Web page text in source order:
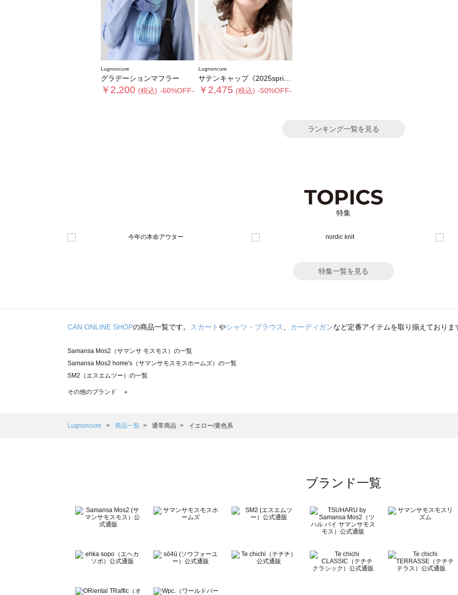
Lugnoncure
グラデーションマフラー
￥2,200 (税込) -60%OFF-
Lugnoncure
サテンキャップ《2025spring catalog item》
￥2,475 (税込) -50%OFF-
ランキング一覧を見る
特集
特集一覧を見る
CAN ONLINE SHOPの商品一覧です。 スカートやシャツ・ブラウス、 カーディガンなど定番アイテムを取り揃えておりま
Samansa Mos2（サマンサ モスモス）の一覧
Samansa Mos2 home's（サマンサモスモスホームズ）の一覧
SM2（エスエムツー）の一覧
TSUHARU by Samansa Mos2（ツハルバイサマンサモスモス）の一覧
Samansa Mos2 Lagom（サマンサモスモス ラーゴム）の一覧
BETTY'S BLUE（べティーズブルー）の一覧
Wpc.（ワールドパーティー）の一覧
その他のブランド ＋
Lugnoncure 商品一覧 通常商品 イエロー/黄色系
ブランド一覧